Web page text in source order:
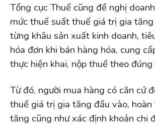
Tổng cục Thuế cũng đề nghị
mức thuế suất thuế giá trị gia
từng khâu sản xuất kinh doanh,
hóa đơn khi bán hàng hóa, cung
thực hiện khai, nộp thuế theo
Từ đó, người mua hàng có căn cứ
thuế giá trị gia tăng đầu vào,
tăng cũng như xác định khoản chi